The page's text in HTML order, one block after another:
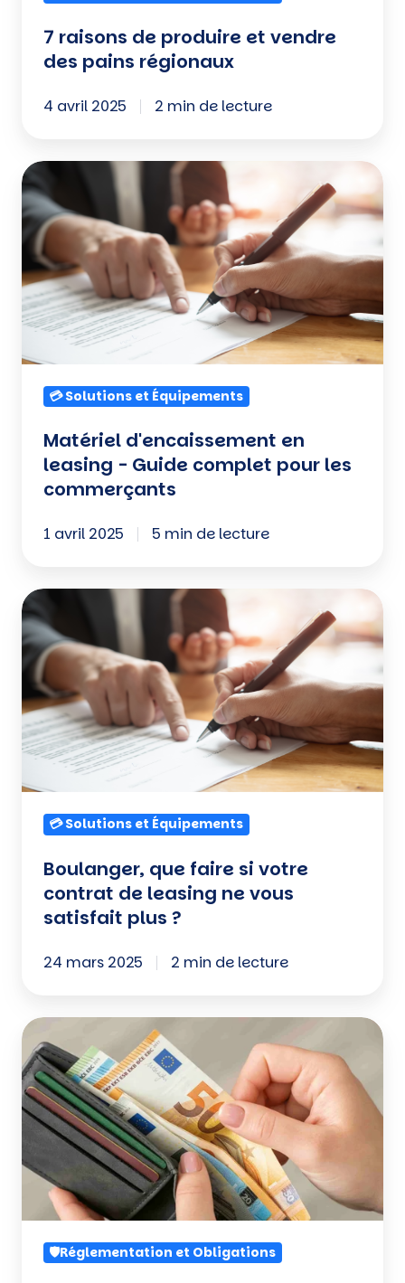
7 raisons de produire et vendre
des pains régionaux
4 avril 2025 2 min de lecture
Matériel
d'encaissement
en
leasing
-
Guide
complet
pour
commerçants
💳 Solutions et Équipements
Matériel d'encaissement en
leasing - Guide complet pour les
commerçants
1 avril 2025 5 min de lecture
Boulanger,
que
faire
si
votre
contrat
de
leasing
vous
plus
💳 Solutions et Équipements
Boulanger, que faire si votre
contrat de leasing ne vous
satisfait plus ?
24 mars 2025 2 min de lecture
Paiement
en
espèces
:
Quelles
règles
respecter
les 🛡️Réglementation et Obligations